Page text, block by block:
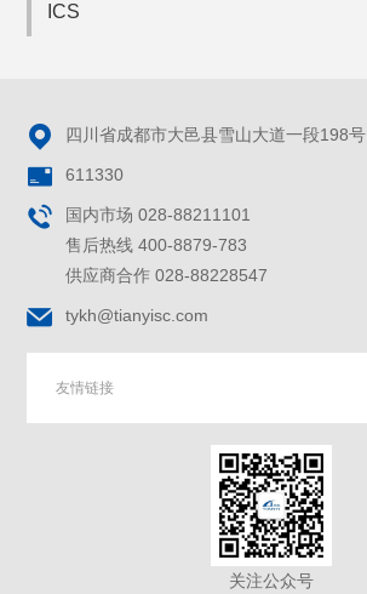
ICS
 四川省成都市大邑县雪山大道一段198号
 611330

国内市场 028-88211101
售后热线 400-8879-783
供应商合作 028-88228547
 tykh@tianyisc.com
友情链接
关注公众号